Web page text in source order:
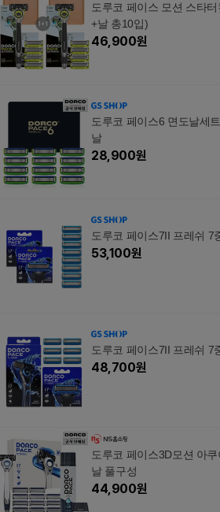
도루코 페이스 모션 스타
+날 총10입)
46,900원
도루코 페이스6 면도날세
날
28,900원
도루코 페이스7II 프레쉬 7
53,100원
도루코 페이스7II 프레쉬 7
48,700원
도루코 페이스3D모션 아
날 풀구성
44,900원